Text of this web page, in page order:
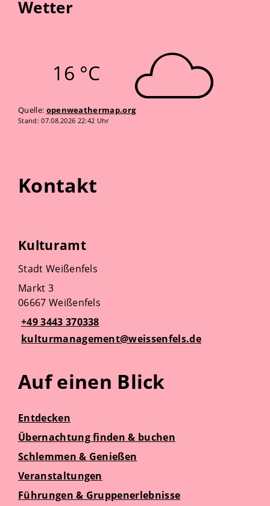
Wetter
16 °C
Quelle: openweathermap.org
Stand: 07.08.2026 22:42 Uhr
Kontakt
Kulturamt
Stadt Weißenfels
Markt 3
06667 Weißenfels
+49 3443 370338
kulturmanagement@weissenfels.de
Auf einen Blick
Entdecken
Übernachtung finden & buchen
Schlemmen & Genießen
Veranstaltungen
Führungen & Gruppenerlebnisse